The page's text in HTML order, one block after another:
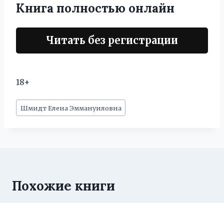
Книга полностью онлайн
Читать без регистрации
18+
Метки
записи:
Шмидт Елена Эммануиловна
Похожие книги